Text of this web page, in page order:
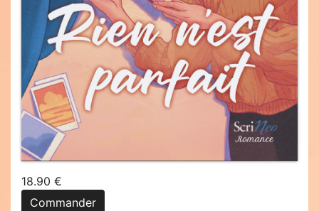
18.90 €
Commander